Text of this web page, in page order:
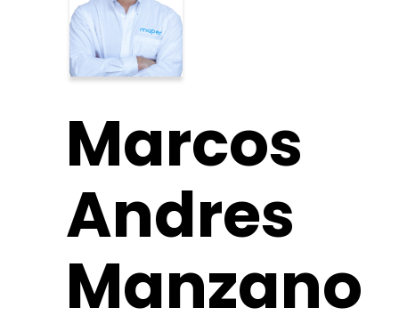
Marcos
Andres
Manzano